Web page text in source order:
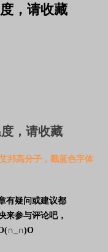
，请收藏
邦高分子，戳蓝色字体
有疑问或建议都
来参与评论吧，